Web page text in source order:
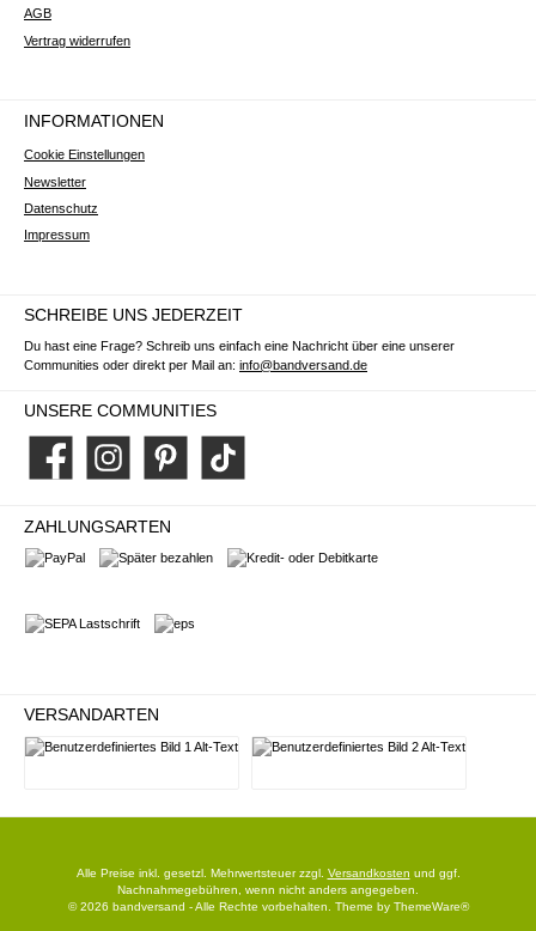
AGB
Vertrag widerrufen
INFORMATIONEN
Cookie Einstellungen
Newsletter
Datenschutz
Impressum
SCHREIBE UNS JEDERZEIT
Du hast eine Frage? Schreib uns einfach eine Nachricht über eine unserer
Communities oder direkt per Mail an: info@bandversand.de
UNSERE COMMUNITIES
Facebook Instagram Pinterest TikTok
ZAHLUNGSARTEN
VERSANDARTEN
Alle Preise inkl. gesetzl. Mehrwertsteuer zzgl. Versandkosten und ggf.
Nachnahmegebühren, wenn nicht anders angegeben.
© 2026 bandversand - Alle Rechte vorbehalten. Theme by ThemeWare®